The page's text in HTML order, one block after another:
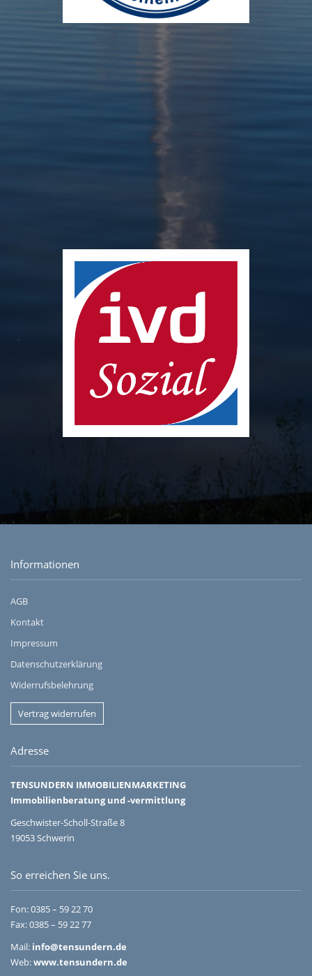
Informationen
AGB
Kontakt
Impressum
Datenschutzerklärung
Widerrufsbelehrung
Vertrag widerrufen
Adresse
TENSUNDERN IMMOBILIENMARKETING
Immobilienberatung und -vermittlung
Geschwister-Scholl-Straße 8
19053 Schwerin
So erreichen Sie uns.
Fon:0385 – 59 22 70
Fax: 0385 – 59 22 77
Mail: info@tensundern.de
Web:www.tensundern.de